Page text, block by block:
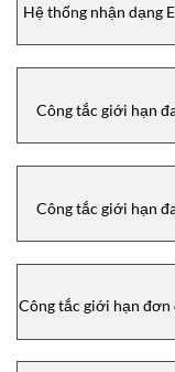
Hệ thống nhận dạng
Công tắc giới hạn
Multiple limit
GSBF Euchner
Công tắc giới hạn
Multiple limit
RGBF Euchner
Công tắc giới hạn đơn
limit switches ESN